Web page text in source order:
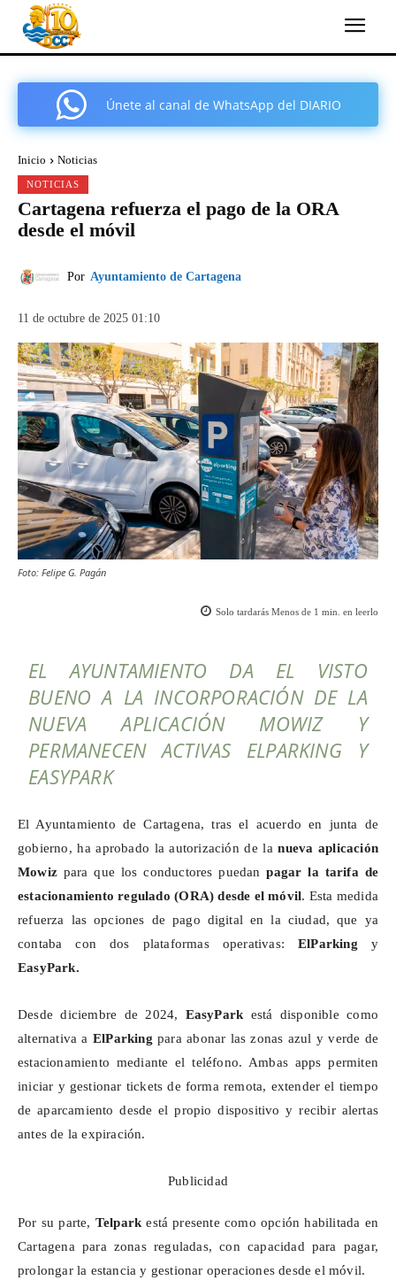
Únete al canal de WhatsApp del DIARIO
Inicio Noticias
NOTICIAS
Cartagena refuerza el pago de la ORA
desde el móvil
Por Ayuntamiento de Cartagena
11 de octubre de 2025 01:10
Foto: Felipe G. Pagán
Solo tardarás Menos de 1 min. en leerlo
EL AYUNTAMIENTO DA EL VISTO
BUENO A LA INCORPORACIÓN DE LA
NUEVA APLICACIÓN MOWIZY
PERMANECEN ACTIVAS ELPARKINGY
EASYPARK
El Ayuntamiento de Cartagena, tras el acuerdo en junta de
gobierno, ha aprobado la autorización de la nueva aplicación
Mowiz para que los conductores puedanpagar la tarifa de
estacionamiento regulado (ORA) desde el móvil. Esta medida
refuerza las opciones de pago digital en la ciudad, que ya
contaba con dos plataformas operativas: ElParking y
EasyPark.
Desde diciembre de 2024, EasyPark está disponible como
alternativa a ElParking para abonar las zonas azul y verde de
estacionamiento mediante el teléfono. Ambas apps permiten
iniciar y gestionar tickets de forma remota, extender el tiempo
de aparcamiento desde el propio dispositivo y recibir alertas
antes de la expiración.
Publicidad
Por su parte, Telpark está presente como opción habilitada en
Cartagena para zonas reguladas, con capacidad para pagar,
prolongar la estancia y gestionar operaciones desde el móvil.